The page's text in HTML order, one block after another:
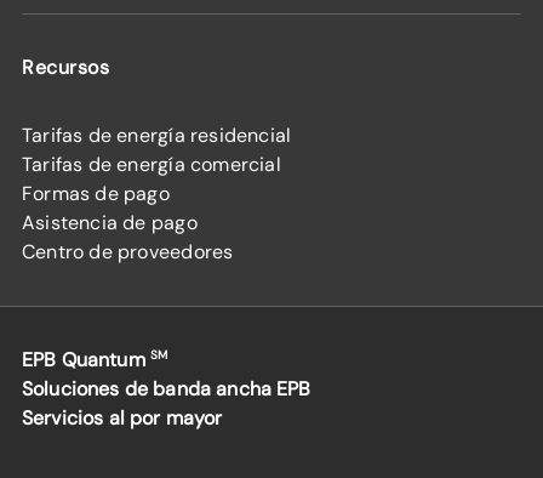
Recursos
Tarifas de energía residencial
Tarifas de energía comercial
Formas de pago
Asistencia de pago
Centro de proveedores
EPB Quantum SM
Soluciones de banda ancha EPB
Servicios al por mayor